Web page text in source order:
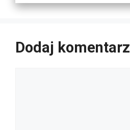
Dodaj komentarz